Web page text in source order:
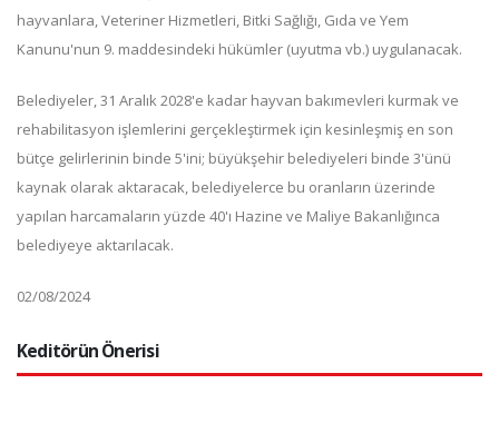
hayvanlara, Veteriner Hizmetleri, Bitki Sağlığı, Gıda ve Yem
Kanunu'nun 9. maddesindeki hükümler (uyutma vb.) uygulanacak.
Belediyeler, 31 Aralık 2028'e kadar hayvan bakımevleri kurmak ve
rehabilitasyon işlemlerini gerçekleştirmek için kesinleşmiş en son
bütçe gelirlerinin binde 5'ini; büyükşehir belediyeleri binde 3'ünü
kaynak olarak aktaracak, belediyelerce bu oranların üzerinde
yapılan harcamaların yüzde 40'ı Hazine ve Maliye Bakanlığınca
belediyeye aktarılacak.
02/08/2024
Keditörün Önerisi